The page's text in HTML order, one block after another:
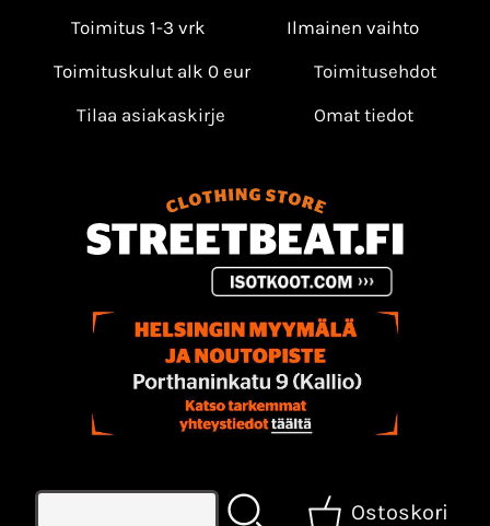
Toimitus 1-3 vrk
Ilmainen vaihto
Toimituskulut alk 0 eur
Toimitusehdot
Tilaa asiakaskirje
Omat tiedot
Ostoskori